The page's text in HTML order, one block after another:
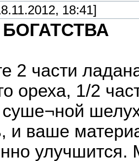
18:41]
2 части
ореха, 1/2
и ваше
улучшится.